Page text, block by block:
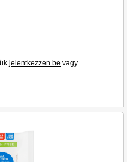
jelentkezzen be vagy